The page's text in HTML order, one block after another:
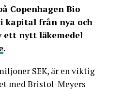
Copenhagen Bio
i kapital från nya och
ett nytt läkemedel
.
SEK, är en viktig
med Bristol-Meyers